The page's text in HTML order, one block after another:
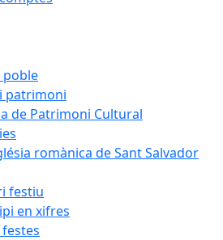
poble
patrimoni
de Patrimoni Cultural
romànica de Sant Salvador
festiu
en xifres